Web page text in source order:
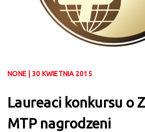
NONE | 30 KWIETNIA 2015
Laureaci konkursu o
MTP nagrodzeni